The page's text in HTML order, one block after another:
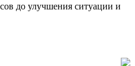
до улучшения ситуации и